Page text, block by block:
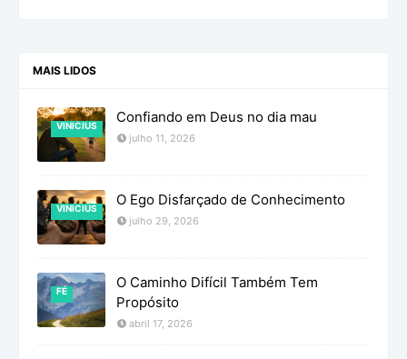
MAIS LIDOS
VINICIUS Confiando em Deus no dia mau
julho 11, 2026
VINICIUS O Ego Disfarçado de Conhecimento
julho 29, 2026
FÉ
O Caminho Difícil Também Tem
Propósito
abril 17, 2026